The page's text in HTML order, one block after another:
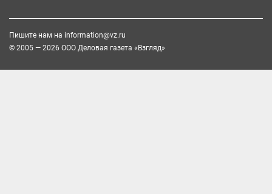
Пишите нам на information@vz.ru
© 2005 — 2026 ООО Деловая газета «Взгляд»